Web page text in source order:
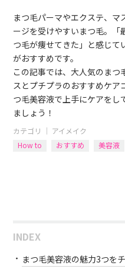
まつ毛パーマやエクステ、マ
ージを受けやすいまつ毛。「
つ毛が痩せてきた」と感じて
がおすすめです。
この記事では、大人気のまつ
スとプチプラのおすすめケア
つ毛美容液で上手にケアをし
ましょう！
カテゴリ ｜ アイメイク
How to
おすすめ 美容液
INDEX
まつ毛美容液の魅力3つを